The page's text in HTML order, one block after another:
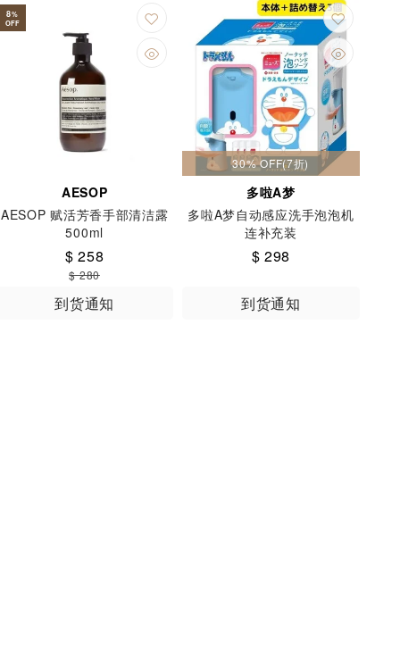
8%
OFF
AESOP
AESOP 赋活芳香手部清洁露
500ml
$ 258
$ 280
到货通知
30% OFF(7折)
多啦A梦
多啦A梦自动感应洗手泡泡机
连补充装
$ 298
到货通知